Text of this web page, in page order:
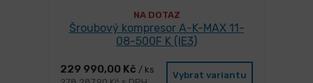
NA DOTAZ
Šroubový kompresor A-K-MAX 11-
08-500F K (IE3)
229 990,00 Kč / ks
Vybrat variantu